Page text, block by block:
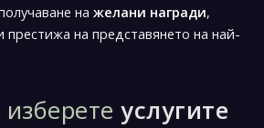
на желани награди,
на представянето на най-
услугите